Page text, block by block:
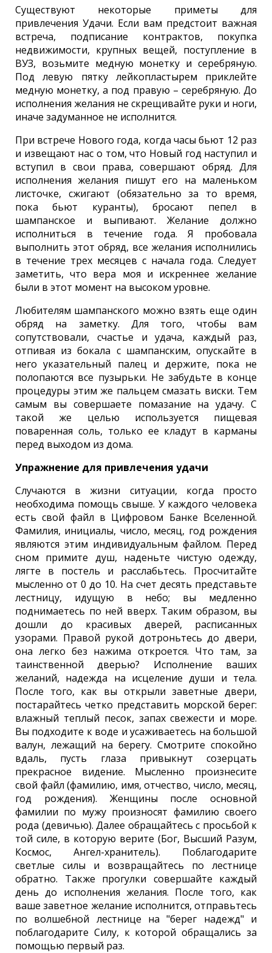
Существуют некоторые приметы для
привлечения Удачи. Если вам предстоит важная
встреча, подписание контрактов, покупка
недвижимости, крупных вещей, поступление в
ВУЗ, возьмите медную монетку и серебряную.
Под левую пятку лейкопластырем приклейте
медную монетку, а под правую – серебряную. До
исполнения желания не скрещивайте руки и ноги,
иначе задуманное не исполнится.
При встрече Нового года, когда часы бьют 12 раз
и извещают нас о том, что Новый год наступил и
вступил в свои права, совершают обряд. Для
исполнения желания пишут его на маленьком
листочке, сжигают (обязательно за то время,
пока бьют куранты), бросают пепел в
шампанское и выпивают. Желание должно
исполниться в течение года. Я пробовала
выполнить этот обряд, все желания исполнились
в течение трех месяцев с начала года. Следует
заметить, что вера моя и искреннее желание
были в этот момент на высоком уровне.
Любителям шампанского можно взять еще один
обряд на заметку. Для того, чтобы вам
сопутствовали, счастье и удача, каждый раз,
отпивая из бокала с шампанским, опускайте в
него указательный палец и держите, пока не
полопаются все пузырьки. Не забудьте в конце
процедуры этим же пальцем смазать виски. Тем
самым вы совершаете помазание на удачу. С
такой же целью используется пищевая
поваренная соль, только ее кладут в карманы
перед выходом из дома.
Упражнение для привлечения удачи
Случаются в жизни ситуации, когда просто
необходима помощь свыше. У каждого человека
есть свой файл в Цифровом Банке Вселенной.
Фамилия, инициалы, число, месяц, год рождения
являются этим индивидуальным файлом. Перед
сном примите душ, наденьте чистую одежду,
лягте в постель и расслабьтесь. Просчитайте
мысленно от 0 до 10. На счет десять представьте
лестницу, идущую в небо; вы медленно
поднимаетесь по ней вверх. Таким образом, вы
дошли до красивых дверей, расписанных
узорами. Правой рукой дотроньтесь до двери,
она легко без нажима откроется. Что там, за
таинственной дверью? Исполнение ваших
желаний, надежда на исцеление души и тела.
После того, как вы открыли заветные двери,
постарайтесь четко представить морской берег:
влажный теплый песок, запах свежести и море.
Вы подходите к воде и усаживаетесь на большой
валун, лежащий на берегу. Смотрите спокойно
вдаль, пусть глаза привыкнут созерцать
прекрасное видение. Мысленно произнесите
свой файл (фамилию, имя, отчество, число, месяц,
год рождения). Женщины после основной
фамилии по мужу произносят фамилию своего
рода (девичью). Далее обращайтесь с просьбой к
той силе, в которую верите (Бог, Высший Разум,
Космос, Ангел-хранитель). Поблагодарите
светлые силы и возвращайтесь по лестнице
обратно. Также прогулки совершайте каждый
день до исполнения желания. После того, как
ваше заветное желание исполнится, отправьтесь
по волшебной лестнице на "берег надежд" и
поблагодарите Силу, к которой обращались за
помощью первый раз.